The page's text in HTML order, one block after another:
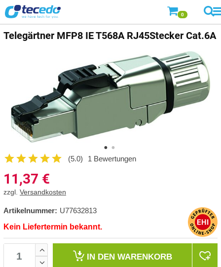
0
Telegärtner MFP8 IE T568A RJ45Stecker Cat.6A
(5.0) 1 Bewertungen
11,37 €
zzgl. Versandkosten
Artikelnummer: U77632813
Kein Liefertermin bekannt.
IN DEN WARENKORB